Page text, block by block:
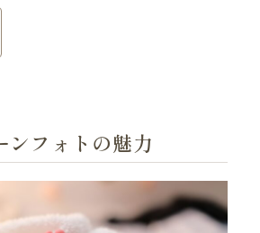
ンフォトの魅力